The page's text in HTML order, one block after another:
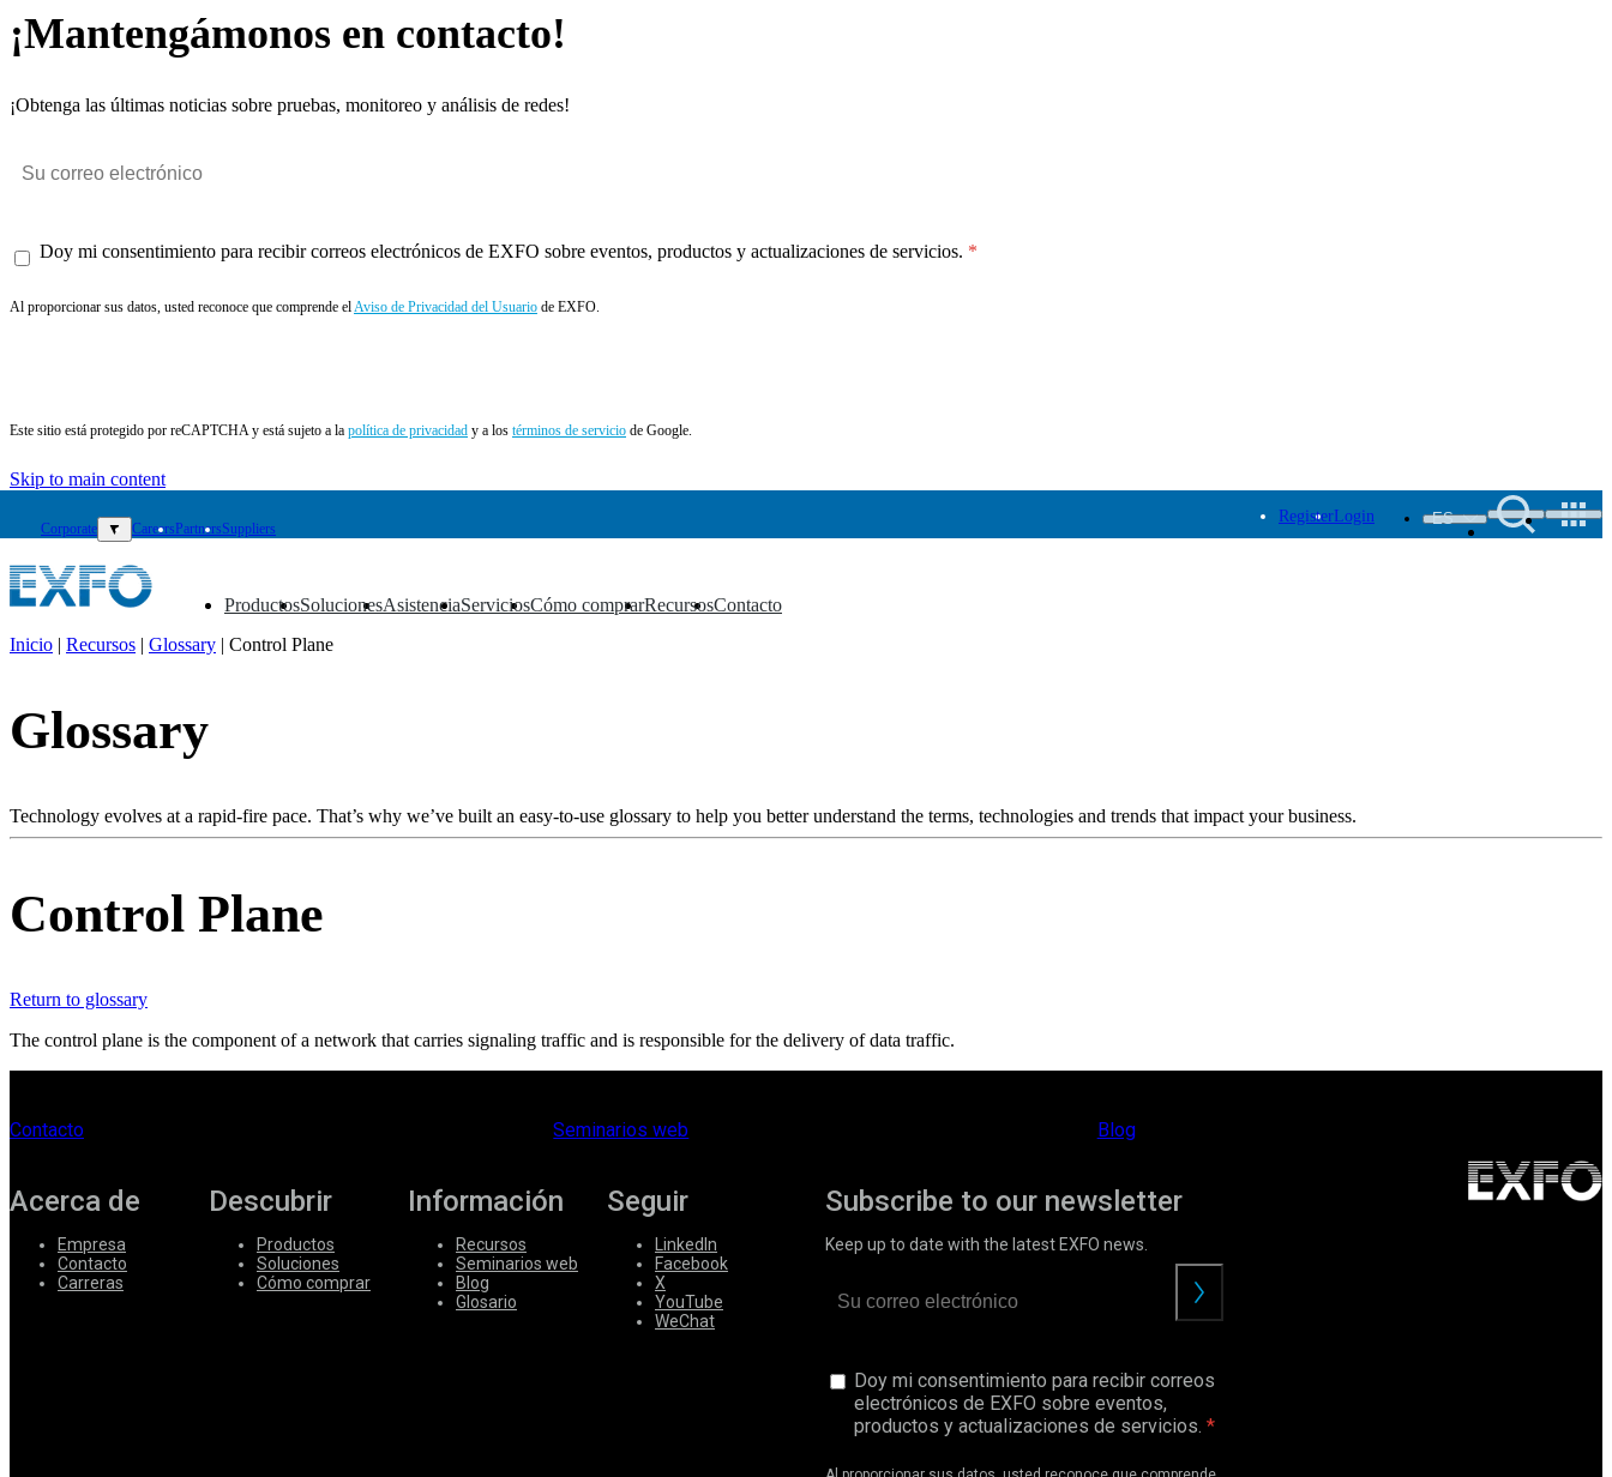
¡Mantengámonos en contacto!
¡Obtenga las últimas noticias sobre pruebas, monitoreo y análisis de redes!
Doy mi consentimiento para recibir correos electrónicos de EXFO sobre eventos, productos y actualizaciones de servicios.
Al proporcionar sus datos, usted reconoce que comprende elAviso de Privacidad del Usuario de EXFO.
Este sitio está protegido por reCAPTCHA y está sujeto a la política de privacidad y a los términos de servicio de Google.
Skip to main content
Corporate ▼ CareersPartnersSuppliers
RegisterLogin ES
Productos
▼ Soluciones
▼ Asistencia
▼ Servicios
▼ Cómo comprar
▼ Recursos
▼ Contacto
▼
Productos
Soluciones
Cómo
Contacto
RegisterLogin
Corporate
Careers
Partners
Inicio | Recursos | Glossary | Control Plane
Glossary
Technology evolves at a rapid-fire pace. That’s why we’ve built an easy-to-use glossary to help you better understand the terms, technologies and trends that impact your business.
Control Plane
Return to glossary
The control plane is the component of a network that carries signaling traffic and is responsible for the delivery of data traffic.
Contacto Seminarios web Blog
Acerca de
Empresa
Contacto
Carreras
Descubrir
Productos
Soluciones
Cómo comprar
Información
Recursos
Seminarios web
Blog
Glosario
Seguir
LinkedIn
Facebook
X
YouTube
WeChat
Subscribe to our newsletter
Keep up to date with the latest EXFO news.
Doy mi consentimiento para recibir correos
electrónicos de EXFO sobre eventos,
productos y actualizaciones de servicios.